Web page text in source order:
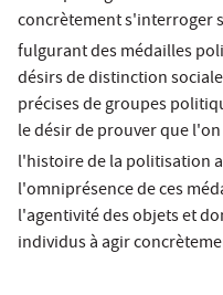
concrètement s'interroger
fulgurant des médailles
désirs de distinction
précises de groupes
le désir de prouver que
l'histoire de la politisation
l'omniprésence de ces
l'agentivité des objets et
individus à agir